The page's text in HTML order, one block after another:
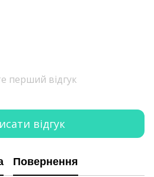
перший відгук
відгук
Повернення